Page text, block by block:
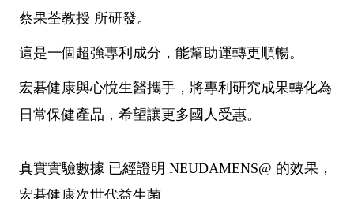
蔡果荃教授 所研發。
這是一個超強專利成分，能幫助運轉更順暢。
宏碁健康與心悅生醫攜手，將專利研究成果轉化為
日常保健產品，希望讓更多國人受惠。
真實實驗數據 已經證明 NEUDAMENS@ 的效果，
宏碁健康次世代益生菌